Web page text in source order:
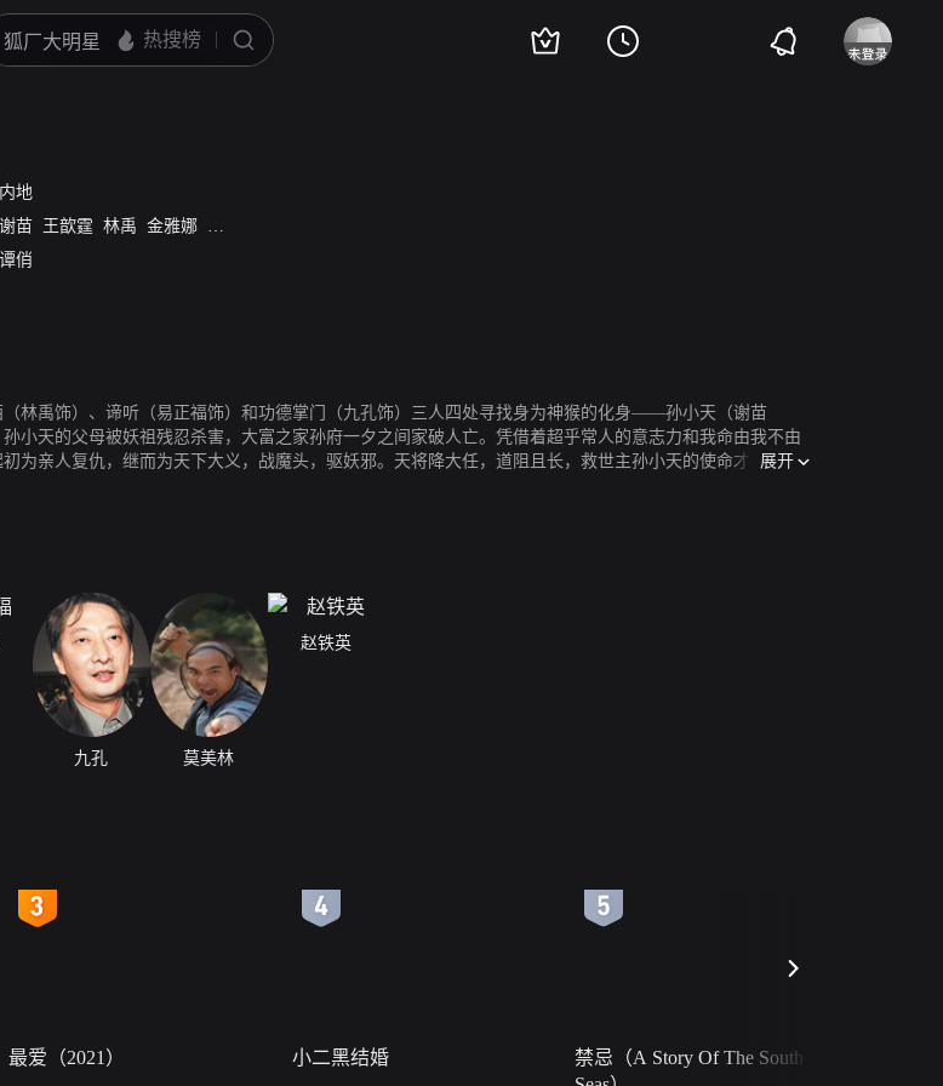
内地
谢苗 王歆霆 林禹 金雅娜 易正福
谭俏
林禹饰）、谛听（易正福饰）和功德掌门（九孔饰）三人四处寻找身为神猴的化身——孙小天（谢苗
小天的父母被妖祖残忍杀害，大富之家孙府一夕之间家破人亡。凭借着超乎常人的意志力和我命由我不由
为亲人复仇，继而为天下大义，战魔头，驱妖邪。天将降大任，道阻且长，救世主孙小天的使命才刚刚开
展开
九孔 莫美林
赵铁英
最爱（2021） 小二黑结婚
禁忌（A Story Of The South